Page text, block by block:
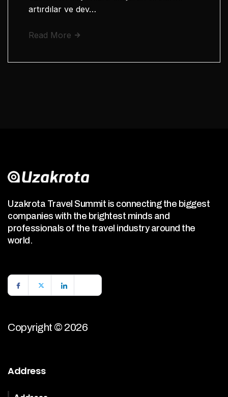
artırdılar ve dev…
Read More
Uzakrota Travel Summit is connecting the biggest
companies with the brightest minds and
professionals of the travel industry around the
world.
Copyright © 2026
Address